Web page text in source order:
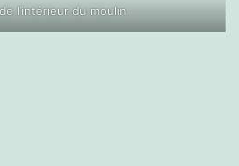
l’intérieur du moulin